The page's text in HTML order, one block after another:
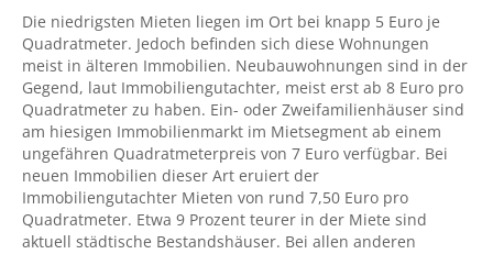
Die niedrigsten Mieten liegen im Ort bei knapp 5 Euro je
Quadratmeter. Jedoch befinden sich diese Wohnungen
meist in älteren Immobilien. Neubauwohnungen sind in der
Gegend, laut Immobiliengutachter, meist erst ab 8 Euro pro
Quadratmeter zu haben. Ein- oder Zweifamilienhäuser sind
am hiesigen Immobilienmarkt im Mietsegment ab einem
ungefähren Quadratmeterpreis von 7 Euro verfügbar. Bei
neuen Immobilien dieser Art eruiert der
Immobiliengutachter Mieten von rund 7,50 Euro pro
Quadratmeter. Etwa 9 Prozent teurer in der Miete sind
aktuell städtische Bestandshäuser. Bei allen anderen